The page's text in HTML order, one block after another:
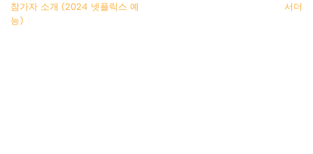
참가자 소개 (2024 넷플릭스 예
능)
서더